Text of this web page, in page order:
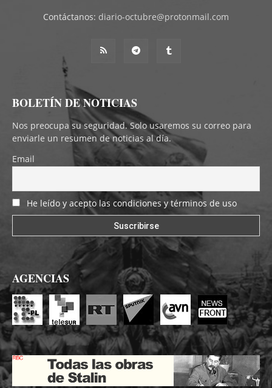
Contáctanos: diario-octubre@protonmail.com
BOLETÍN DE NOTICIAS
Nos preocupa su seguridad. Solo usaremos su correo para
enviarle un resumen de noticias al día.
Email
He leído y acepto las condiciones y términos de uso
AGENCIAS